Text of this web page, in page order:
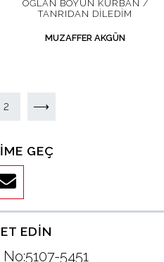
OĞLAN BOYUN KURBAN /
TANRIDAN DILEDIM
MUZAFFER AKGÜN
2 ⟶
GEÇ
EDIN
5451